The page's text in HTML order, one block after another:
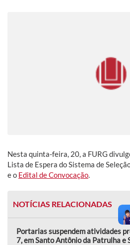
Nesta quinta-feira, 20, a FURG
Lista de Espera do Sistema de
e o Edital de Convocação.
NOTÍCIAS RELACIONADAS
Portarias suspendem atividades
7, em Santo Antônio da Patrulha